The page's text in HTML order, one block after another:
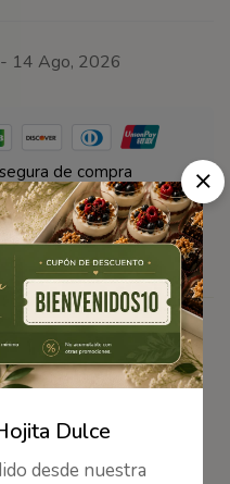
14 Ago, 2026
de compra
en el taller de
procesos de
su frescura,
Dulce
desde nuestra